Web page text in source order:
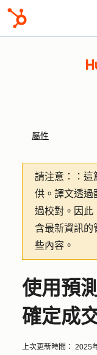
屬性
請注意：
：
供。譯文透過
過校對。因此
含最新資訊的
些內容。
使用預
確定成
上次更新時間： 2025